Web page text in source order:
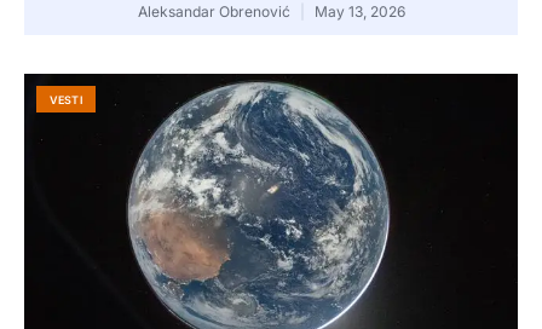
Aleksandar Obrenović May 13, 2026
VESTI